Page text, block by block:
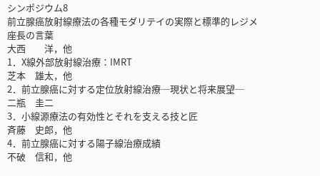
シンポジウム8
前立腺癌放射線療法の各種モダリテイの実際と標準的レジメ
座長の言葉
大西 洋，他
1．X線外部放射線治療：IMRT
芝本 雄太，他
2．前立腺癌に対する定位放射線治療─現状と将来展望─
二瓶 圭二
3．小線源療法の有効性とそれを支える技と匠
斉藤 史郎，他
4．前立腺癌に対する陽子線治療成績
不破 信和，他